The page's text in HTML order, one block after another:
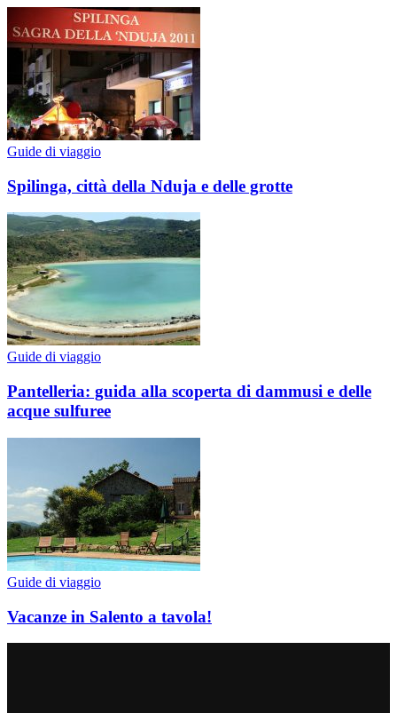
Guide di viaggio
Spilinga, città della Nduja e delle grotte
Guide di viaggio
Pantelleria: guida alla scoperta di dammusi e delle
acque sulfuree
Guide di viaggio
Vacanze in Salento a tavola!